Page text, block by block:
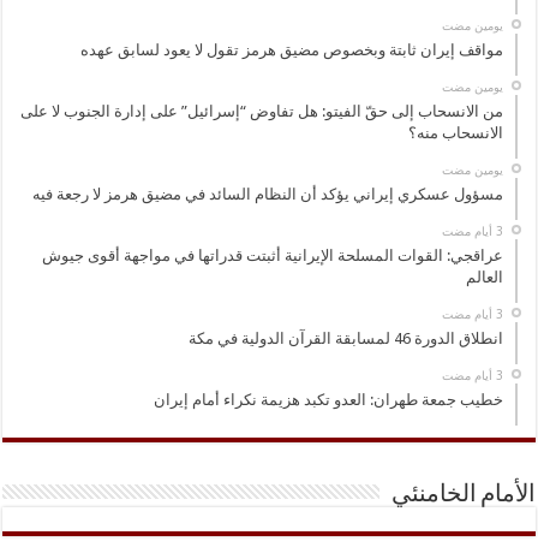
‏يومين مضت
مواقف إيران ثابتة وبخصوص مضيق هرمز تقول لا يعود لسابق عهده
‏يومين مضت
من الانسحاب إلى حقّ الفيتو: هل تفاوض “إسرائيل” على إدارة الجنوب لا على
الانسحاب منه؟
‏يومين مضت
مسؤول عسكري إيراني يؤكد أن النظام السائد في مضيق هرمز لا رجعة فيه
عراقجي: القوات المسلحة الإيرانية أثبتت قدراتها في مواجهة أقوى جيوش
العالم
انطلاق الدورة 46 لمسابقة القرآن الدولية في مكة
خطيب جمعة طهران: العدو تكبد هزيمة نكراء أمام إيران
الأمام الخامنئي